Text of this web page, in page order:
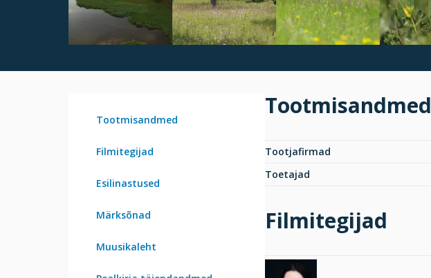
Tootmisandmed
Filmitegijad
Esilinastused
Märksõnad
Muusikaleht
Tootmisandmed
Tootjafirmad
Toetajad
Filmitegijad